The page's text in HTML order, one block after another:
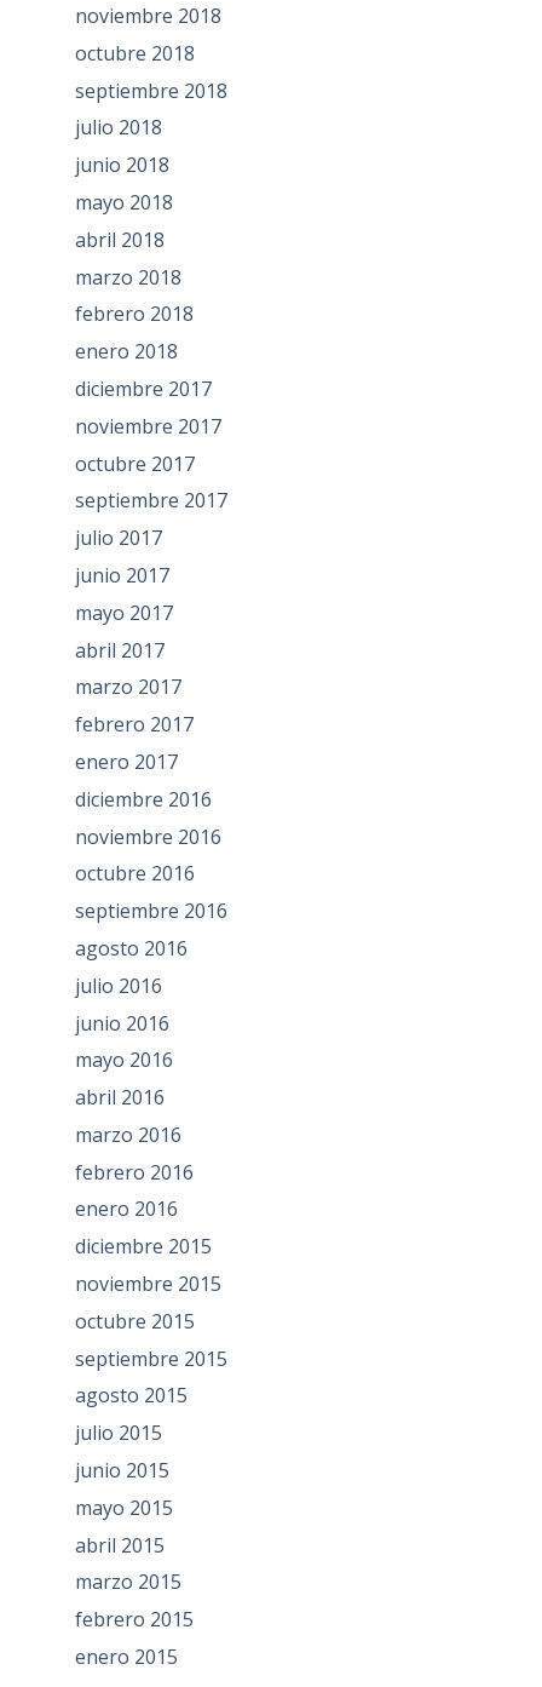
noviembre 2018
octubre 2018
septiembre 2018
julio 2018
junio 2018
mayo 2018
abril 2018
marzo 2018
febrero 2018
enero 2018
diciembre 2017
noviembre 2017
octubre 2017
septiembre 2017
julio 2017
junio 2017
mayo 2017
abril 2017
marzo 2017
febrero 2017
enero 2017
diciembre 2016
noviembre 2016
octubre 2016
septiembre 2016
agosto 2016
julio 2016
junio 2016
mayo 2016
abril 2016
marzo 2016
febrero 2016
enero 2016
diciembre 2015
noviembre 2015
octubre 2015
septiembre 2015
agosto 2015
julio 2015
junio 2015
mayo 2015
abril 2015
marzo 2015
febrero 2015
enero 2015